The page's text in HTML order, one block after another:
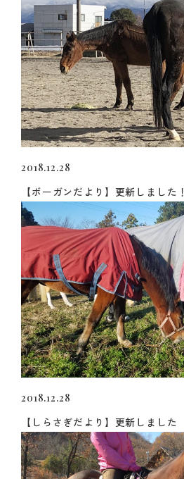
2018.12.28
【ボーガンだより】更新しました！
2018.12.28
【しらさぎだより】更新しました